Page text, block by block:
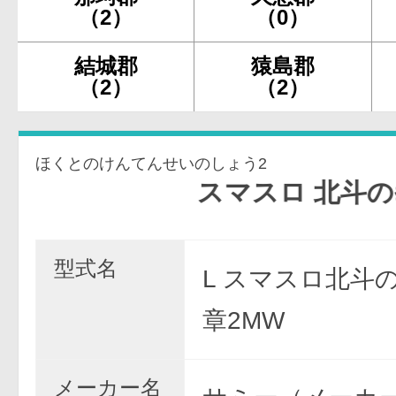
（2）
（0）
結城郡
（2）
猿島郡
（2）
ほくとのけんてんせいのしょう2
スマスロ 北斗の拳 転生
型式名
L スマスロ北斗
章2MW
メーカー名